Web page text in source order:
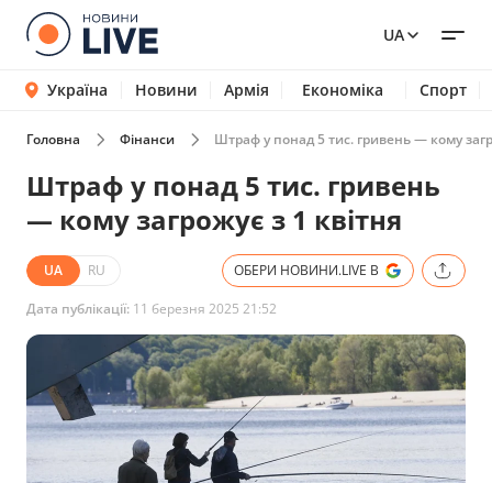
UA
Україна Новини Армія Економіка Спорт
Головна Фінанси Штраф у понад 5 тис. гривень — кому
Штраф у понад 5 тис. гривень
— кому загрожує з 1 квітня
UA RU ОБЕРИ НОВИНИ.LIVE В
Дата публікації: 11 березня 2025 21:52